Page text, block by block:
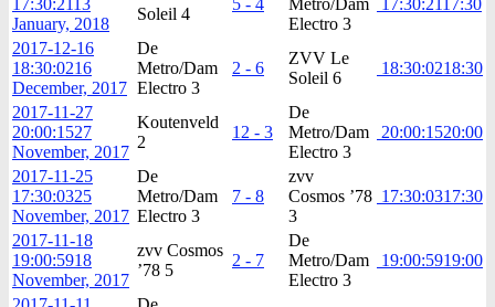
17:30:21
13
January, 2018
Soleil 4
5 - 4
Metro/Dam
Electro 3
17:30:21 17:30
2017-12-16
18:30:0216
December, 2017
De
Metro/Dam
Electro 3
2 - 6
ZVV Le
Soleil 6
18:30:0218:30
2017-11-27
20:00:1527
November, 2017
Koutenveld
2
12 - 3
De
Metro/Dam
Electro 3
20:00:1520:00
2017-11-25
17:30:0325
November, 2017
De
Metro/Dam
Electro 3
7 - 8
zvv
Cosmos ’78
3
17:30:0317:30
2017-11-18
19:00:5918
November, 2017
zvv Cosmos
’78 5
2 - 7
De
Metro/Dam
Electro 3
19:00:5919:00